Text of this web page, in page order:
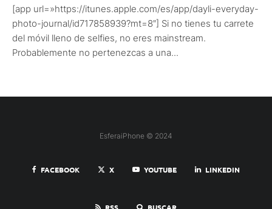
[app url=»https://itunes.apple.com/es/app/dayli-everyday-
photo-journal/id717858939?mt=8″] Si no tienes tu carrete
del móvil lleno de selfies, no eres mainstream.
Probablemente no pertenezcas a una...
EsferaiPhone © 2024
FACEBOOK X YOUTUBE LINKEDIN
RSS BUSCAR